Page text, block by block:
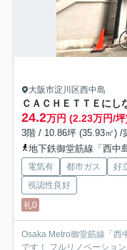
大阪市淀川区西中島
24.2万円 (2.23万円/坪
3階 / 10.86坪 (35.93㎡) /
地下鉄御堂筋線「西中
電気有 都市ガス 好
視認性良好
礼0
Osaka Metro御堂筋線「西
です！ フルリノベーショ